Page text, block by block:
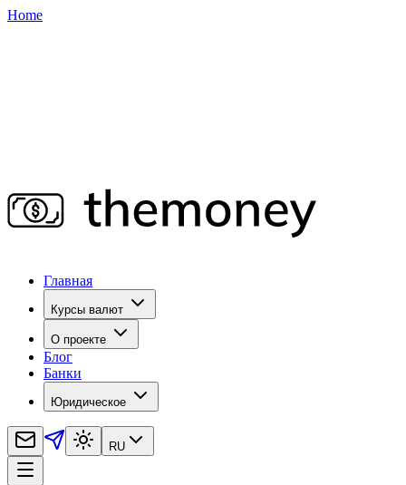
Home
Главная
Курсы валют
О проекте
Блог
Банки
Юридическое
RU